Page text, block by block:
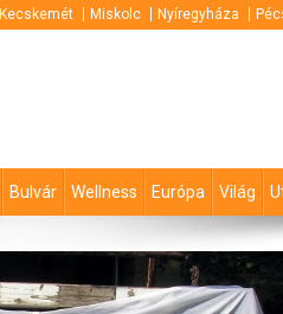
Kecskemét Miskolc Nyíregyháza
Bulvár Wellness Európa Világ